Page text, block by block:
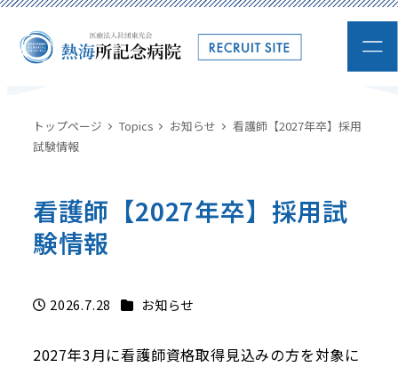
トップページ Topics お知らせ
看護師【2027年卒】採用
試験情報
看護師【2027年卒】採用試
験情報
投稿日
2026.7.28 カテゴリー
お知らせ
2027年3月に看護師資格取得見込みの方を対象に